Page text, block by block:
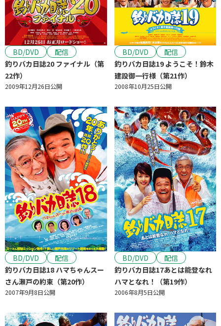
劇場版アニメ
TVアニメ
OVA
ドキュメンタリー
その他
記録映画
配信サービス
iTunes
GooglePlay J:COMオンデマンド Lemino
RakutenTV YouTube 松竹公式 ひかりTV TELASA
ビデオマーケット みるプラス music.jp DMM TV
スカパー！ondemand
公開年
年 年
1921 2026
検索
BD/DVD
配信
釣りバカ日誌20 ファイナル（第
22作）
2009年12月26日公開
BD/DVD
配信
釣りバカ日誌19 ようこそ！鈴木
建設御一行様（第21作）
2008年10月25日公開
BD/DVD
配信
釣りバカ日誌18 ハマちゃんスー
さん瀬戸の約束（第20作）
2007年9月8日公開
BD/DVD
配信
釣りバカ日誌17あとは能登なれ
ハマとなれ！（第19作）
2006年8月5日公開